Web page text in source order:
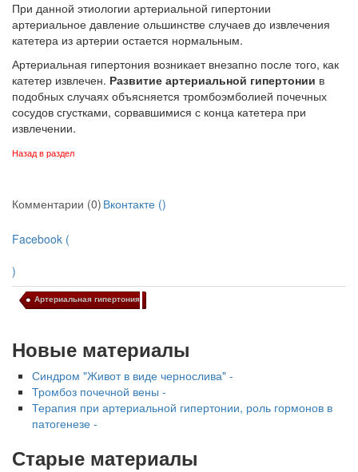
При данной этиологии артериальной гипертонии
артериальное давление ольшинстве случаев до извлечения
катетера из артерии остается нормальным.
Артериальная гипертония возникает внезапно после того, как
катетер извлечен. Развитие артериальной гипертонии в
подобных случаях объясняется тромбоэмболией почечных
сосудов сгустками, сорвавшимися с конца катетера при
извлечении.
Назад в раздел
Комментарии (0) Вконтакте ()
Facebook (
)
Артериальная гипертония
Новые материалы
Синдром "Живот в виде чернослива" -
Тромбоз почечной вены -
Терапия при артериальной гипертонии, роль гормонов в
патогенезе -
Старые материалы